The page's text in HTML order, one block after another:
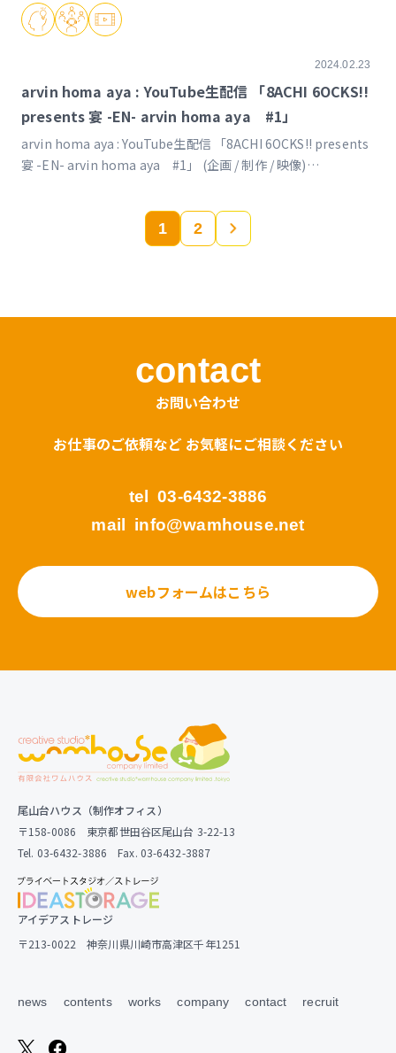
2024.02.23
arvin homa aya : YouTube生配信 「8ACHI 6OCKS!!
presents 宴 -EN- arvin homa aya #1」
arvin homa aya : YouTube生配信 「8ACHI 6OCKS!! presents
宴 -EN- arvin homa aya #1」 (企画 / 制作 / 映像)
feature=shared&t=634
1
2 »
contact
お問い合わせ
お仕事のご依頼など お気軽にご相談ください
tel
03-6432-3886
mail
info@wamhouse.net
webフォームはこちら
尾山台ハウス（制作オフィス）
〒158-0086 東京都世田谷区尾山台 3-22-13
Tel. 03-6432-3886 Fax. 03-6432-3887
アイデアストレージ
〒213-0022 神奈川県川崎市高津区千年1251
news contents works company contact recruit